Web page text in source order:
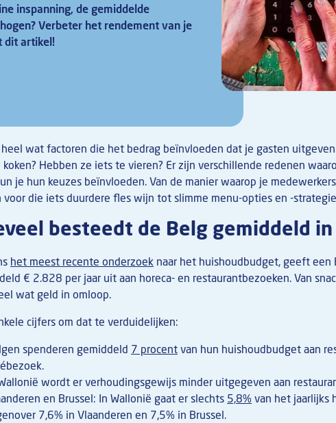
inspanning, de gemiddelde
Verbeter het rendement van je
dit artikel!
heel wat factoren die het bedrag beïnvloeden dat je gasten
Hebben ze iets te vieren? Er zijn verschillende redenen
je hun keuzes beïnvloeden. Van de manier waarop je
voor die iets duurdere fles wijn tot slimme menu-opties en -
besteedt de Belg gemiddeld in
het meest recente onderzoek naar het huishoudbudget, geeft een
€ 2.828 per jaar uit aan horeca- en restaurantbezoeken. Van
wat geld in omloop.
cijfers om dat te verduidelijken:
spenderen gemiddeld 7 procentvan hun huishoudbudget aan
wordt er verhoudingsgewijs minder uitgegeven aan
en Brussel: In Wallonië gaat er slechts 5,8% van het jaarlijks
7,6% in Vlaanderen en 7,5% in Brussel.